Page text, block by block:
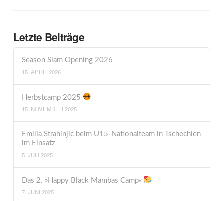
Letzte Beiträge
Season Slam Opening 2026
15. APRIL 2026
Herbstcamp 2025
15. NOVEMBER 2025
Emilia Strahinjic beim U15-Nationalteam in Tschechien
im Einsatz
5. JULI 2025
Das 2. »Happy Black Mambas Camp«
7. JUNI 2025